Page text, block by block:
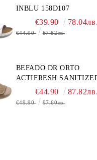
INBLU 158D107
€39.90 78.04лв.
€44.90 87.82лв.
BEFADO DR ORTO
ACTIFRESH
077D005€44.90 87.82лв.
€49.90 97.60лв.